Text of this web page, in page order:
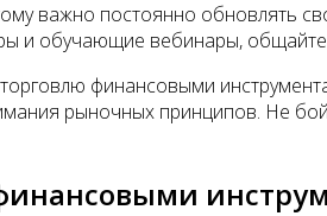
важно постоянно обновлять
и обучающие вебинары,
финансовыми
рыночных принципов. Не